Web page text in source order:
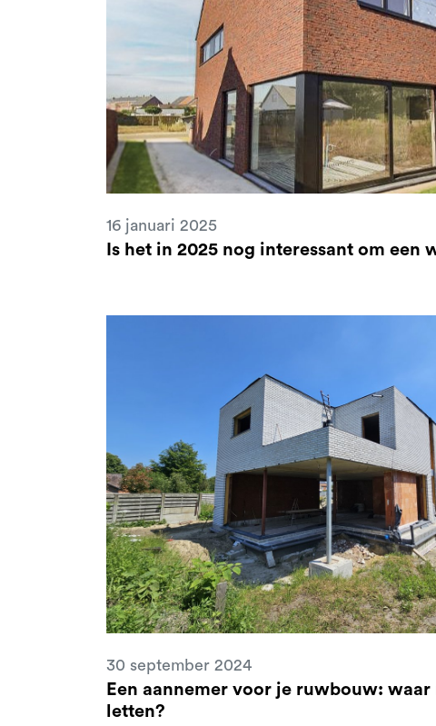
16 januari 2025
Is het in 2025 nog interessant om een
30 september 2024
Een aannemer voor je ruwbouw: waar
letten?